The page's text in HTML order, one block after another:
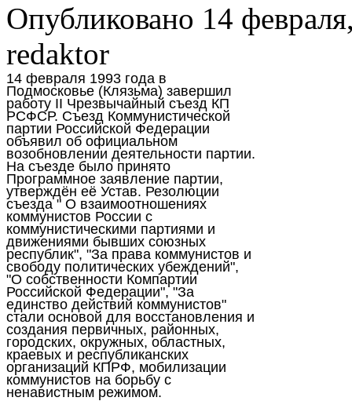
Опубликовано 14
redaktor
14 февраля 1993 года в
Подмосковье (Клязьма) завершил
работу II Чрезвычайный съезд КП
РСФСР. Съезд Коммунистической
партии Российской Федерации
объявил об официальном
возобновлении деятельности партии.
На съезде было принято
Программное заявление партии,
утверждён её Устав. Резолюции
съезда " О взаимоотношениях
коммунистов России с
коммунистическими партиями и
движениями бывших союзных
республик", "За права коммунистов и
свободу политических убеждений",
"О собственности Компартии
Российской Федерации", "За
единство действий коммунистов"
стали основой для восстановления и
создания первичных, районных,
городских, окружных, областных,
краевых и республиканских
организаций КПРФ, мобилизации
коммунистов на борьбу с
ненавистным режимом.